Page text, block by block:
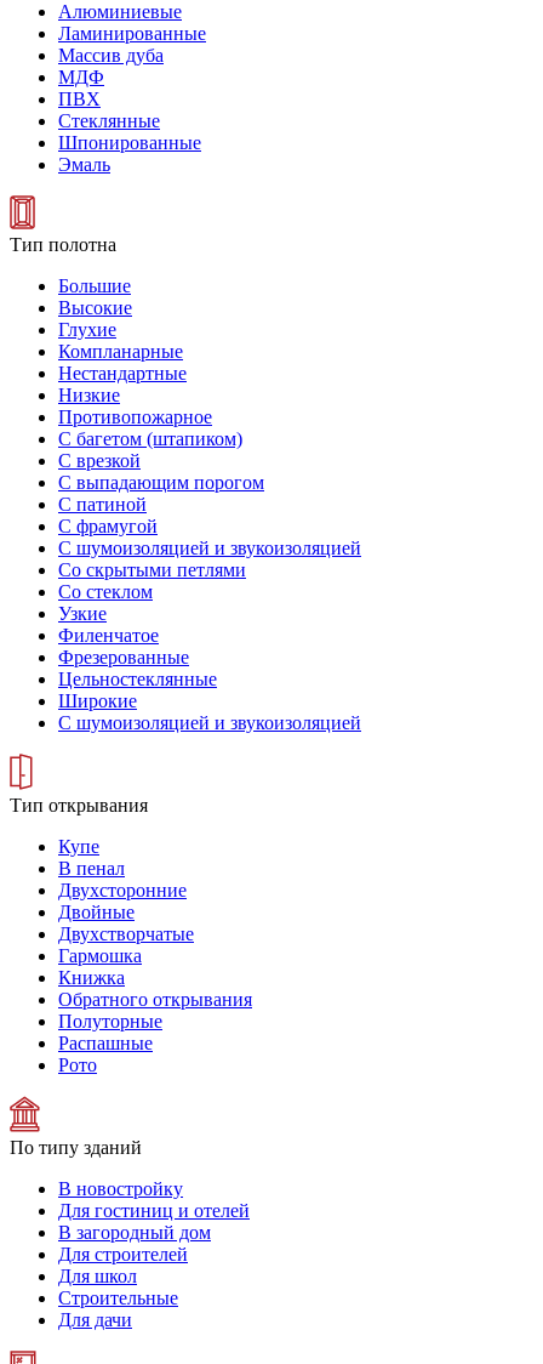
Алюминиевые
Ламинированные
Массив дуба
МДФ
ПВХ
Стеклянные
Шпонированные
Эмаль
Тип полотна
Большие
Высокие
Глухие
Компланарные
Нестандартные
Низкие
Противопожарное
С багетом (штапиком)
С врезкой
С выпадающим порогом
С патиной
С фрамугой
С шумоизоляцией и звукоизоляцией
Со скрытыми петлями
Со стеклом
Узкие
Филенчатое
Фрезерованные
Цельностеклянные
Широкие
С шумоизоляцией и звукоизоляцией
Тип открывания
Купе
В пенал
Двухсторонние
Двойные
Двухстворчатые
Гармошка
Книжка
Обратного открывания
Полуторные
Распашные
Рото
По типу зданий
В новостройку
Для гостиниц и отелей
В загородный дом
Для строителей
Для школ
Строительные
Для дачи